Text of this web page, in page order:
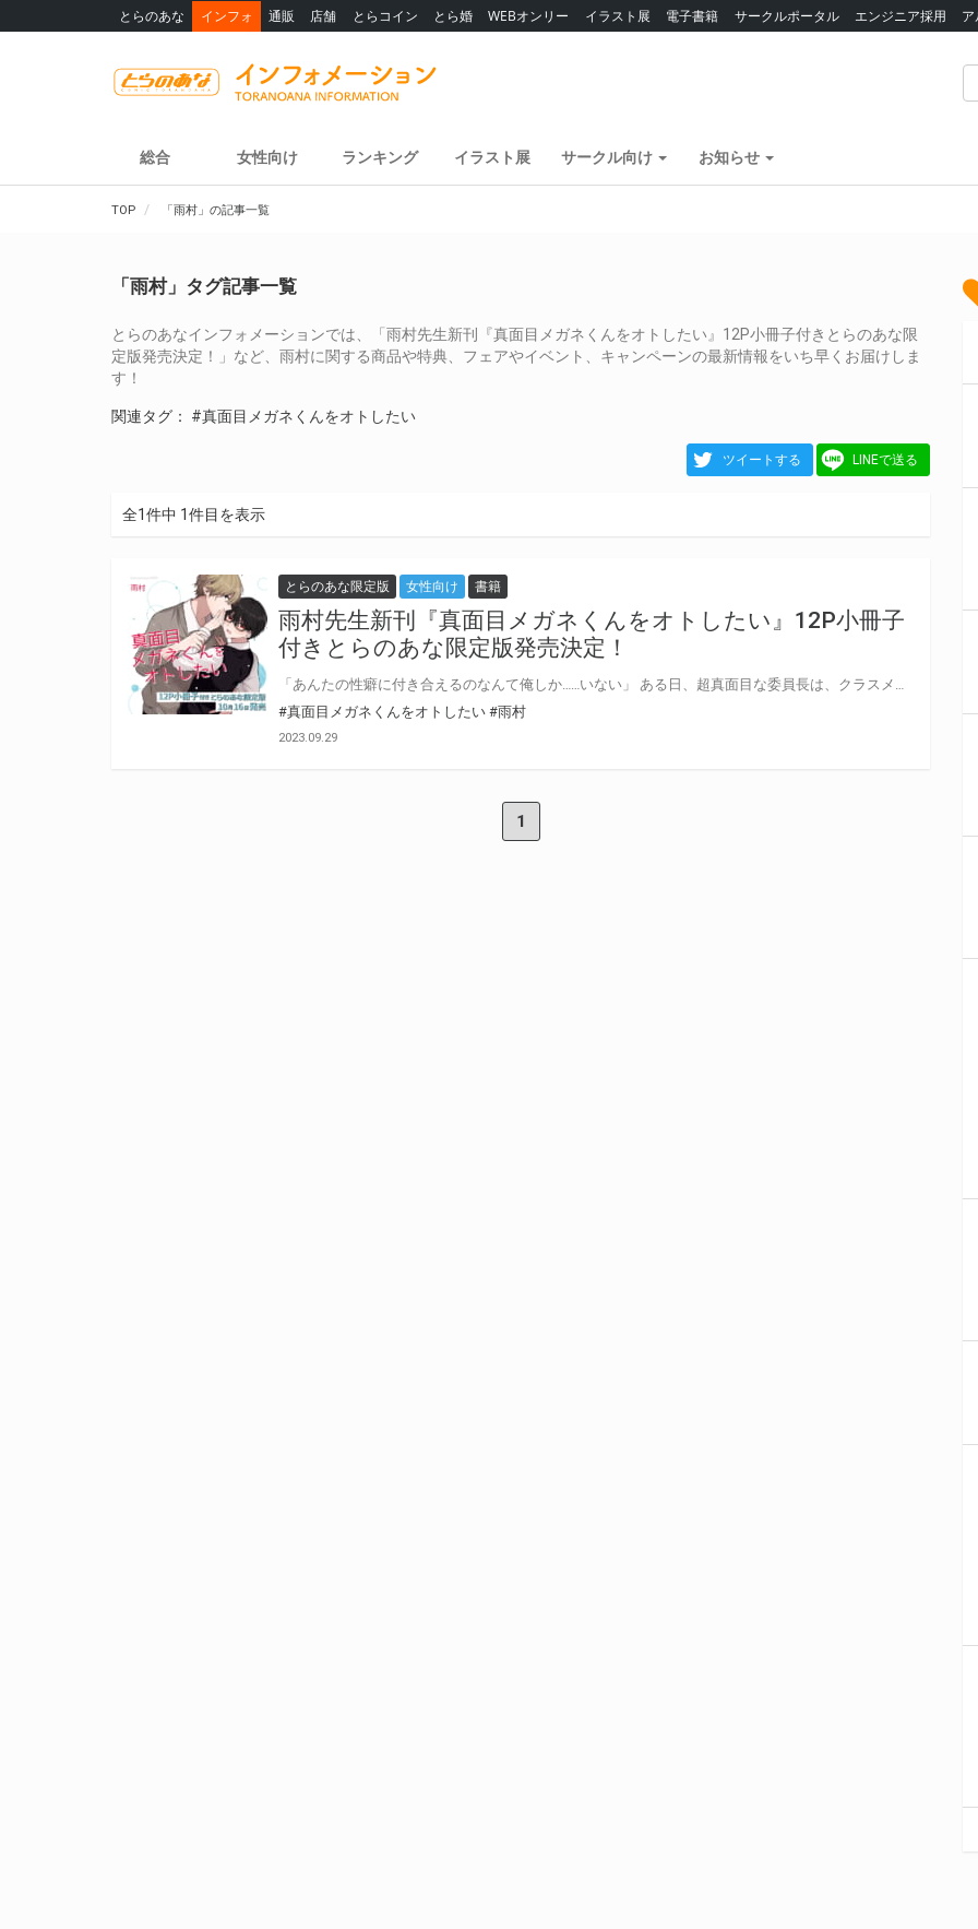
とらのあな インフォ 通販 店舗 とらコイン とら婚 WEBオンリー イラスト展 電子書籍 サークルポータル エンジニア採用
総合 女性向け ランキング イラスト展 サークル向け お知らせ
TOP 「雨村」の記事一覧
「雨村」タグ記事一覧
とらのあなインフォメーションでは、「雨村先生新刊『真面目メガネくんをオトしたい』12P小冊子付きとらのあな限
定版発売決定！」など、雨村に関する商品や特典、フェアやイベント、キャンペーンの最新情報をいち早くお届けしま
す！
関連タグ： #真面目メガネくんをオトしたい
ツイートする LINEで送る
全1件中 1件目を表示
とらのあな限定版 女性向け 書籍
雨村先生新刊『真面目メガネくんをオトしたい』12P小冊子
付きとらのあな限定版発売決定！
#真面目メガネくんをオトしたい #雨村
2023.09.29
1